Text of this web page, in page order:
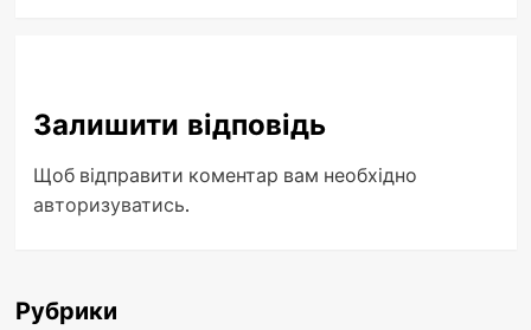
Залишити відповідь
Щоб відправити коментар вам необхідно
авторизуватись.
Рубрики